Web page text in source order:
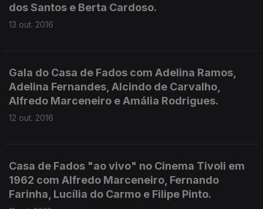
dos Santos e Berta Cardoso.
13 out. 2016
Gala do Casa de Fados com Adelina Ramos,
Adelina Fernandes, Alcindo de Carvalho,
Alfredo Marceneiro e Amália Rodrigues.
12 out. 2016
Casa de Fados "ao vivo" no Cinema Tivoli em
1962 com Alfredo Marceneiro, Fernando
Farinha, Lucília do Carmo e Filipe Pinto.